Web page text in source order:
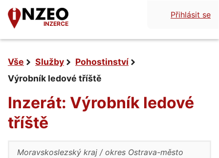
INZERCE
Přihlásit se
Vše Služby
Pohostinství
Výrobník ledové tříště
Inzerát: Výrobník ledové
tříště
Moravskoslezský kraj
okres Ostrava-město